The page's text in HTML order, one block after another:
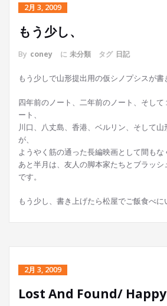
2月 3, 2009
もう少し、
By coney に 未分類 タグ 日記
もう少しで山形提出用の仮シノプシスが書
四年前のノート、二年前のノート、そして
ート、
川口、八丈島、香港、ベルリン、そして
が、
ようやく筋の通った長編映画として間もな
あと半月は、友人の脚本家たちとブラッシ
です。
もう少し、書き上げたら松屋でご飯食べに
2月 3, 2009
Lost And Found/